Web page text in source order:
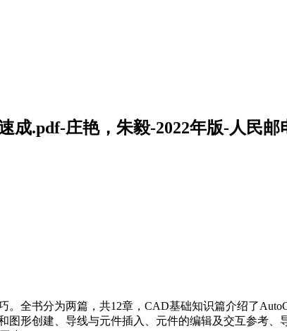
成.pdf-庄艳，朱毅-2022年版-人民邮
全书分为两篇，共12章，CAD基础知识篇介绍了
图形创建、导线与元件插入、元件的编辑及交互参考